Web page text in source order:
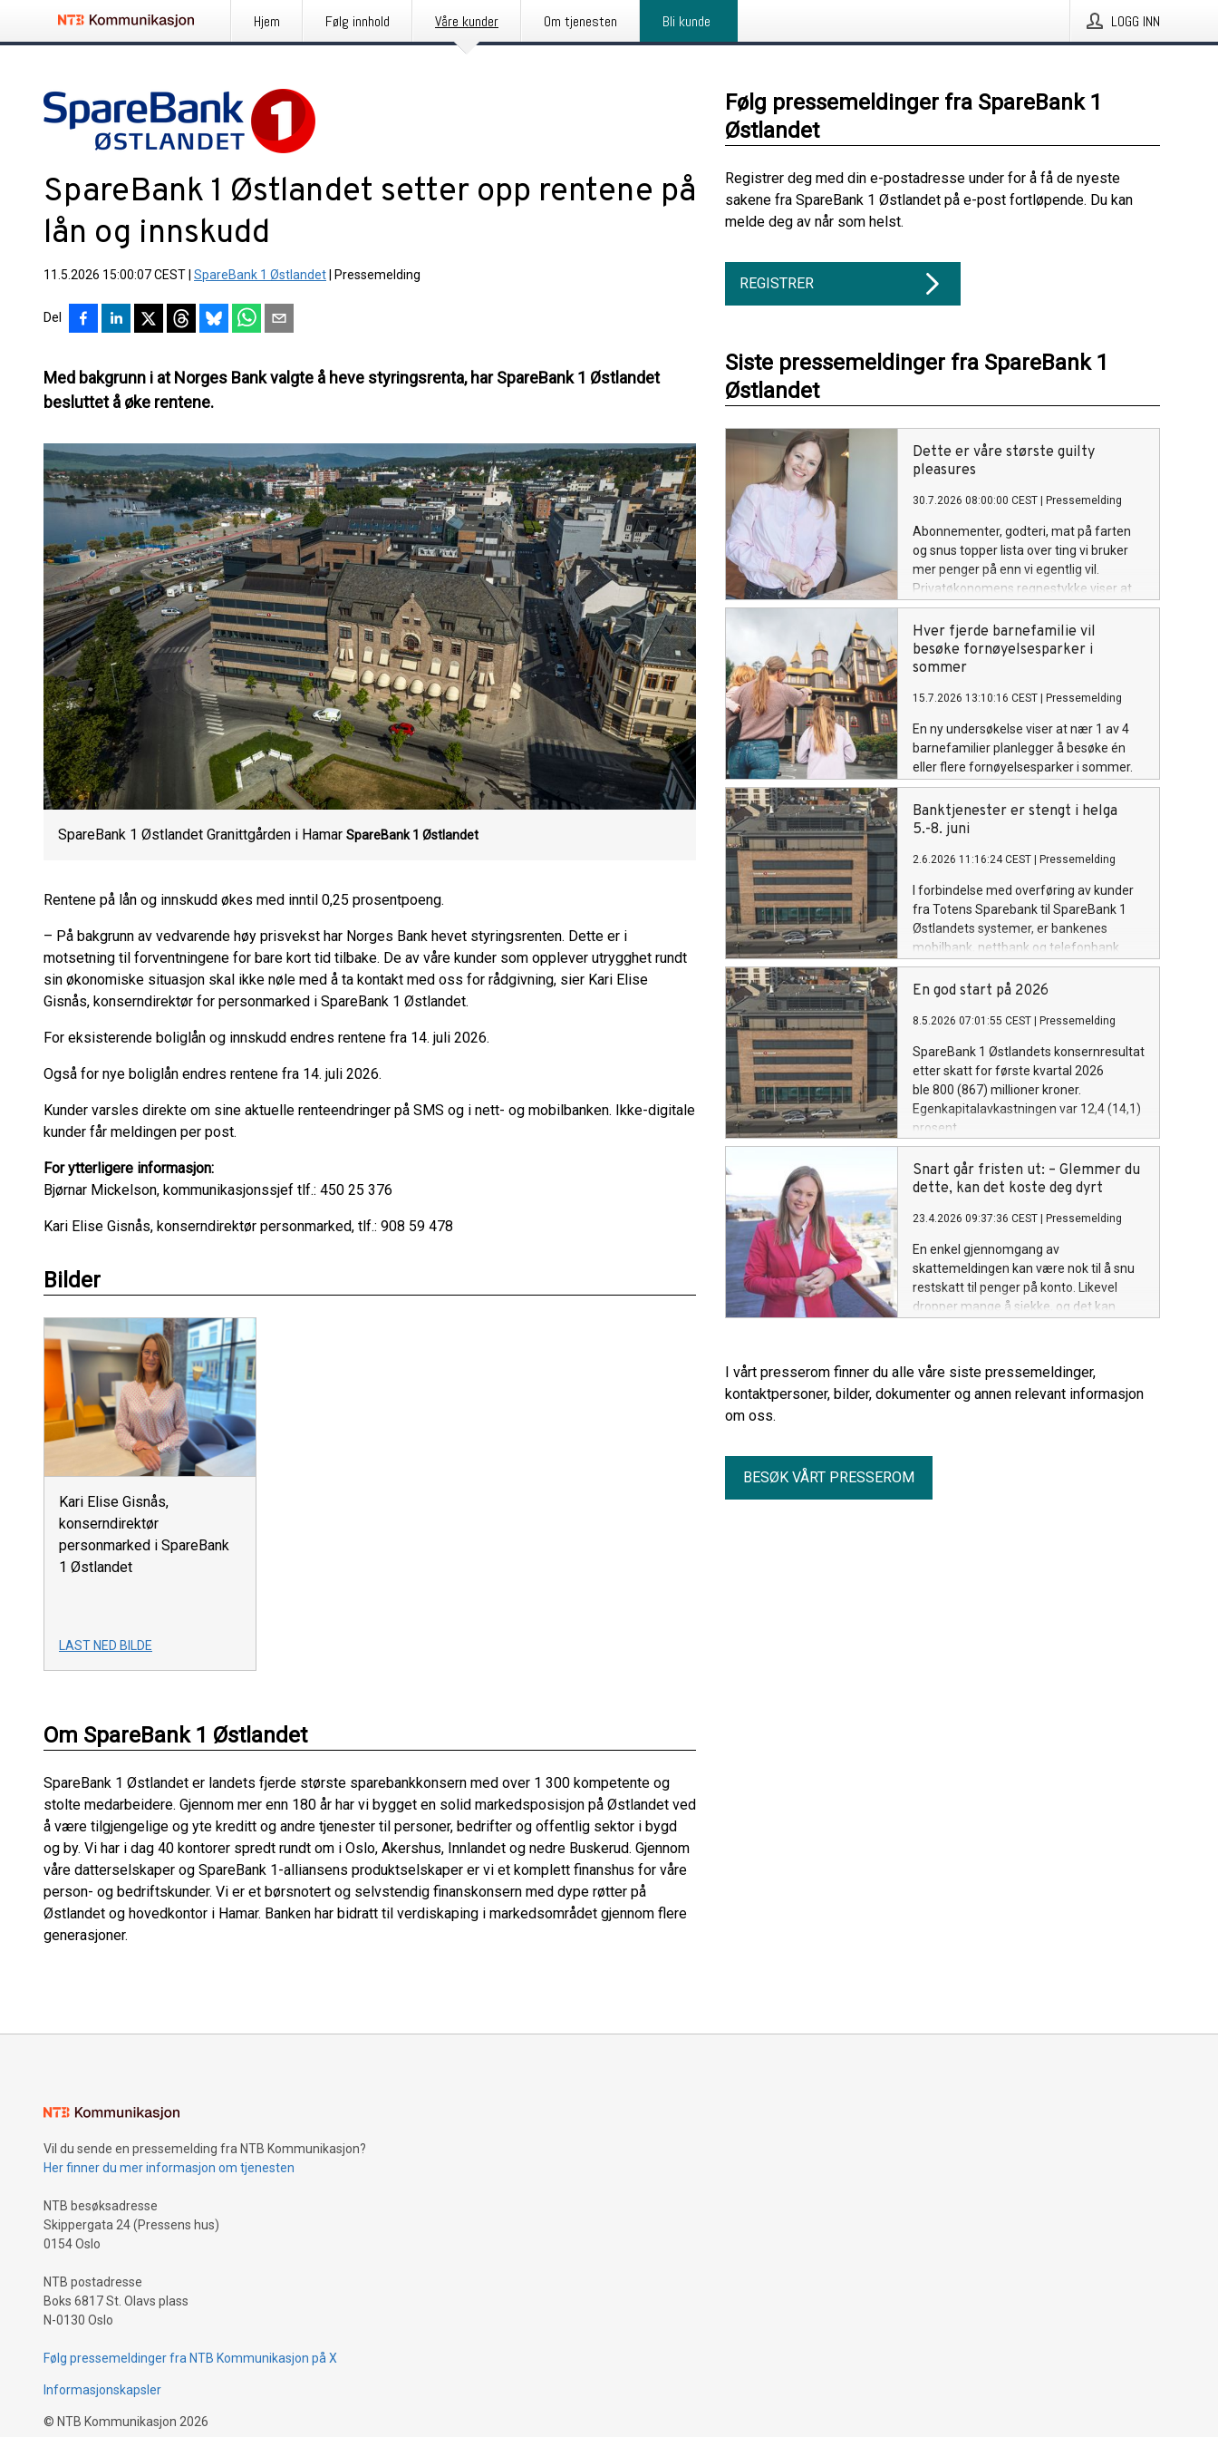
Hjem Følg innhold Våre kunder Om tjenesten Bli kunde LOGG INN
SpareBank 1 Østlandet setter opp rentene på
lån og innskudd
11.5.2026 15:00:07 CEST SpareBank 1 Østlandet Pressemelding
Del
Med bakgrunn i at Norges Bank valgte å heve styringsrenta, har SpareBank 1 Østlandet
besluttet å øke rentene.
SpareBank 1 Østlandet Granittgården i Hamar SpareBank 1 Østlandet
Rentene på lån og innskudd økes med inntil 0,25 prosentpoeng.
– På bakgrunn av vedvarende høy prisvekst har Norges Bank hevet styringsrenten. Dette er i
motsetning til forventningene for bare kort tid tilbake. De av våre kunder som opplever utrygghet rundt
sin økonomiske situasjon skal ikke nøle med å ta kontakt med oss for rådgivning, sier Kari Elise
Gisnås, konserndirektør for personmarked i SpareBank 1 Østlandet.
For eksisterende boliglån og innskudd endres rentene fra 14. juli 2026.
Også for nye boliglån endres rentene fra 14. juli 2026.
Kunder varsles direkte om sine aktuelle renteendringer på SMS og i nett- og mobilbanken. Ikke-digitale
kunder får meldingen per post.
For ytterligere informasjon:
Bjørnar Mickelson, kommunikasjonssjef tlf.: 450 25 376
Kari Elise Gisnås, konserndirektør personmarked, tlf.: 908 59 478
Bilder
Kari Elise Gisnås,
konserndirektør
personmarked i SpareBank
1 Østlandet
LAST NED BILDE
Om SpareBank 1 Østlandet
SpareBank 1 Østlandet er landets fjerde største sparebankkonsern med over 1 300 kompetente og
stolte medarbeidere. Gjennom mer enn 180 år har vi bygget en solid markedsposisjon på Østlandet ved
å være tilgjengelige og yte kreditt og andre tjenester til personer, bedrifter og offentlig sektor i bygd
og by. Vi har i dag 40 kontorer spredt rundt om i Oslo, Akershus, Innlandet og nedre Buskerud. Gjennom
våre datterselskaper og SpareBank 1-alliansens produktselskaper er vi et komplett finanshus for våre
person- og bedriftskunder. Vi er et børsnotert og selvstendig finanskonsern med dype røtter på
Østlandet og hovedkontor i Hamar. Banken har bidratt til verdiskaping i markedsområdet gjennom flere
generasjoner.
Følg pressemeldinger fra SpareBank 1
Østlandet
Registrer deg med din e-postadresse under for å få de nyeste
sakene fra SpareBank 1 Østlandet på e-post fortløpende. Du kan
melde deg av når som helst.
REGISTRER
Siste pressemeldinger fra SpareBank 1
Østlandet
Dette er våre største guilty
pleasures
30.7.2026 08:00:00 CEST Pressemelding
Abonnementer, godteri, mat på farten
og snus topper lista over ting vi bruker
mer penger på enn vi egentlig vil.
Privatøkonomens regnestykke viser at
det kan være flere titalls tusen å spare i
året.
Hver fjerde barnefamilie vil
besøke fornøyelsesparker i
sommer
15.7.2026 13:10:16 CEST Pressemelding
En ny undersøkelse viser at nær 1 av 4
barnefamilier planlegger å besøke én
eller flere fornøyelsesparker i sommer.
Banktjenester er stengt i helga
5.-8. juni
2.6.2026 11:16:24 CEST Pressemelding
I forbindelse med overføring av kunder
fra Totens Sparebank til SpareBank 1
Østlandets systemer, er bankenes
mobilbank, nettbank og telefonbank
stengt 5. - 8. juni. Banken ber derfor sine
rundt 470 000 privat- og bedriftskunder
En god start på 2026
8.5.2026 07:01:55 CEST Pressemelding
SpareBank 1 Østlandets konsernresultat
etter skatt for første kvartal 2026
ble 800 (867) millioner kroner.
Egenkapitalavkastningen var 12,4 (14,1)
prosent.
Snart går fristen ut: – Glemmer du
dette, kan det koste deg dyrt
23.4.2026 09:37:36 CEST Pressemelding
En enkel gjennomgang av
skattemeldingen kan være nok til å snu
restskatt til penger på konto. Likevel
dropper mange å sjekke, og det kan
I vårt presserom finner du alle våre siste pressemeldinger,
kontaktpersoner, bilder, dokumenter og annen relevant informasjon
om oss.
BESØK VÅRT PRESSEROM
Vil du sende en pressemelding fra NTB Kommunikasjon?
Her finner du mer informasjon om tjenesten
NTB besøksadresse
Skippergata 24 (Pressens hus)
0154 Oslo
NTB postadresse
Boks 6817 St. Olavs plass
N-0130 Oslo
Følg pressemeldinger fra NTB Kommunikasjon på X
Informasjonskapsler
© NTB Kommunikasjon 2026